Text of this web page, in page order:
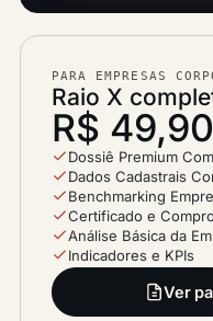
PARA EMPRESAS
Raio X
R$ 49,90
Dossiê Premium
Dados Cadastrais
Benchmarking
Certificado e
Análise Básica da
Indicadores e KPIs
Ver